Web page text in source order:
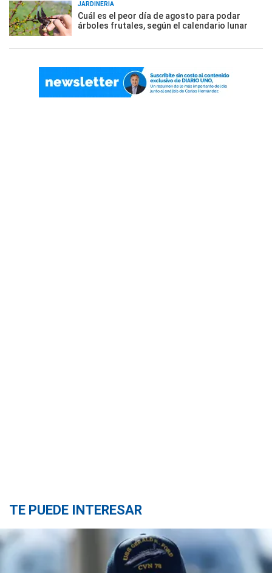
JARDINERÍA
Cuál es el peor día de agosto para podar
árboles frutales, según el calendario lunar
TE PUEDE INTERESAR